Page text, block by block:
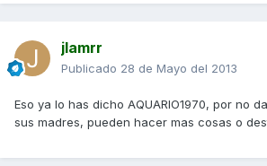
jlamrr
Publicado 28 de Mayo del 2013
Eso ya lo has dicho AQUARIO1970, por no
sus madres, pueden hacer mas cosas o